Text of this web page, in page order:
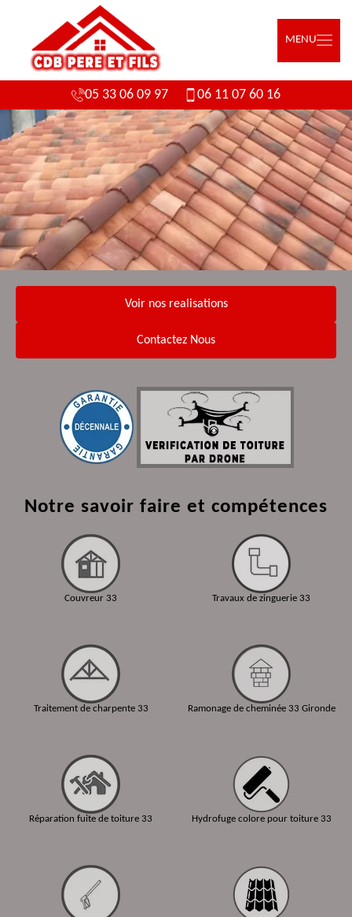
MENU
05 33 06 09 97 06 11 07 60 16
Voir nos realisations
Contactez Nous
Notre savoir faire et compétences
Couvreur 33
Traitement de charpente 33
Réparation fuite de toiture 33
Travaux de zinguerie 33
Ramonage de cheminée 33 Gironde
Hydrofuge colore pour toiture 33